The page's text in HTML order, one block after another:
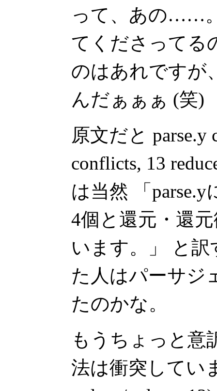
って、あの……
てくださってる
のはあれですが
んだぁぁぁ (笑)
原文だと parse.y
conflicts, 13
は当然 「
4個と還元・還
います。」 と
た人はパーサジ
たのかな。
もうちょっと意
法は衝突してい